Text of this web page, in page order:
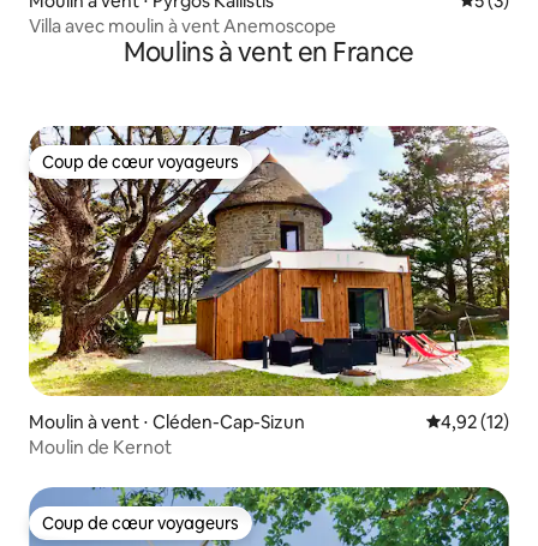
Villa avec moulin à vent Anemoscope
Moulins à vent en France
Coup de cœur voyageurs
Coup de cœur voyageurs
Moulin à vent ⋅ Cléden-Cap-Sizun Évaluation
4,92 (12)
Moulin de Kernot
Coup de cœur voyageurs
Coup de cœur voyageurs